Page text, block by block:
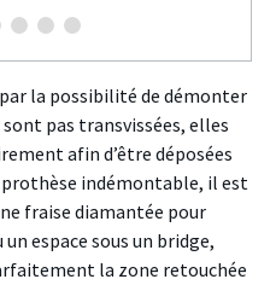
la possibilité de démonter
pas transvissées, elles
afin d’être déposées
prothèse indémontable, il est
fraise diamantée pour
espace sous un bridge,
la zone retouchée